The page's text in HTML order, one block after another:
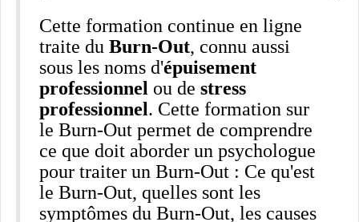
Cette formation continue en ligne
traite du Burn-Out, connu aussi
sous les noms d'épuisement
professionnel ou de stress
professionnel. Cette formation sur
le Burn-Out permet de comprendre
ce que doit aborder un psychologue
pour traiter un Burn-Out : Ce qu'est
le Burn-Out, quelles sont les
symptômes du Burn-Out, les causes